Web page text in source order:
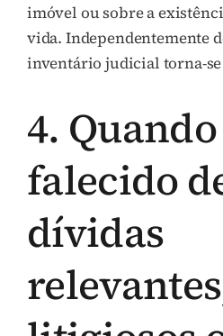
imóvel ou sobre a
vida. Independentemente
inventário judicial torna-
4.
falecido
dívidas